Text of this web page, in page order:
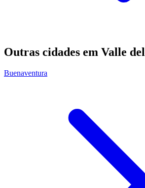
Outras cidades em Valle
Buenaventura